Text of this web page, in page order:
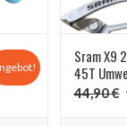
Sram X9
45T
44,90€